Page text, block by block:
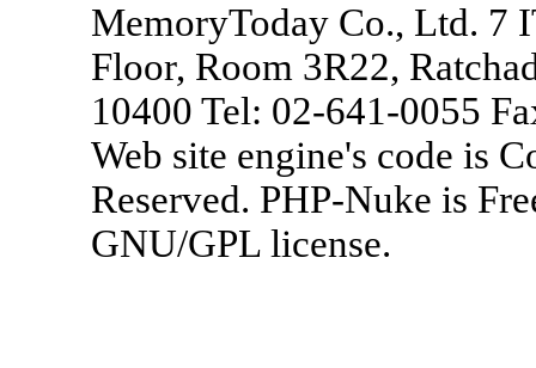
MemoryToday Co., Ltd. 7
Floor, Room 3R22,
10400 Tel: 02-641-0055
Web site engine's code is
Reserved. PHP-Nuke is
GNU/GPL license.